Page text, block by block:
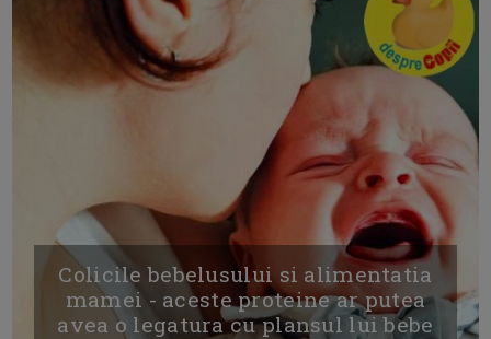
Colicile bebelusului si alimentatia
mamei - aceste proteine ar putea
avea o legatura cu plansul lui bebe